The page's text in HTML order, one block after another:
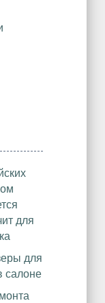
для
для
салоне